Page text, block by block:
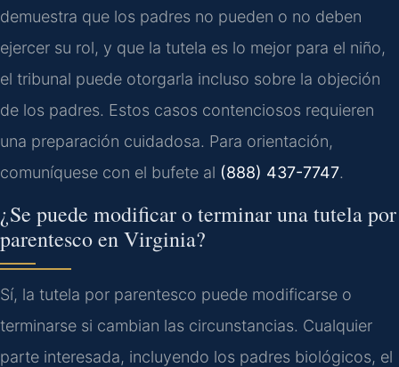
demuestra que los padres no pueden o no deben
ejercer su rol, y que la tutela es lo mejor para el niño,
el tribunal puede otorgarla incluso sobre la objeción
de los padres. Estos casos contenciosos requieren
una preparación cuidadosa. Para orientación,
comuníquese con el bufete al (888) 437-7747.
¿Se puede modificar o terminar una tutela por
parentesco en Virginia?
Sí, la tutela por parentesco puede modificarse o
terminarse si cambian las circunstancias. Cualquier
parte interesada, incluyendo los padres biológicos, el